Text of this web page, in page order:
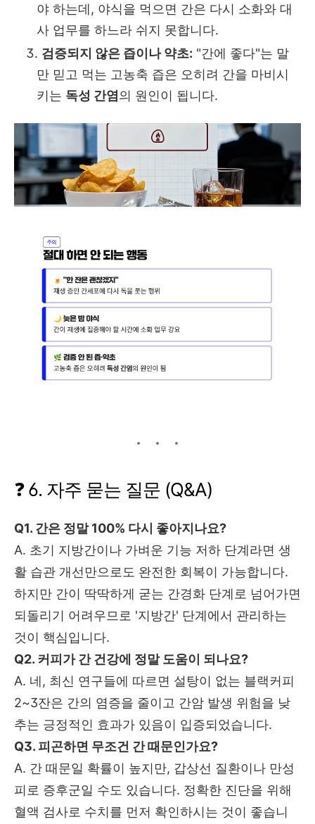
야 하는데, 야식을 먹으면 간은 다시 소화와 대
사 업무를 하느라 쉬지 못합니다.
검증되지 않은 즙이나 약초: "간에 좋다"는 말
만 믿고 먹는 고농축 즙은 오히려 간을 마비시
키는 독성 간염의 원인이 됩니다.
❓ 6. 자주 묻는 질문 (Q&A)
Q1. 간은 정말 100% 다시 좋아지나요?
A. 초기 지방간이나 가벼운 기능 저하 단계라면 생
활 습관 개선만으로도 완전한 회복이 가능합니다.
하지만 간이 딱딱하게 굳는 간경화 단계로 넘어가면
되돌리기 어려우므로 '지방간' 단계에서 관리하는
것이 핵심입니다.
Q2. 커피가 간 건강에 정말 도움이 되나요?
A. 네, 최신 연구들에 따르면 설탕이 없는 블랙커피
2~3잔은 간의 염증을 줄이고 간암 발생 위험을 낮
추는 긍정적인 효과가 있음이 입증되었습니다.
Q3. 피곤하면 무조건 간 때문인가요?
A. 간 때문일 확률이 높지만, 갑상선 질환이나 만성
피로 증후군일 수도 있습니다. 정확한 진단을 위해
혈액 검사로 수치를 먼저 확인하시는 것이 좋습니